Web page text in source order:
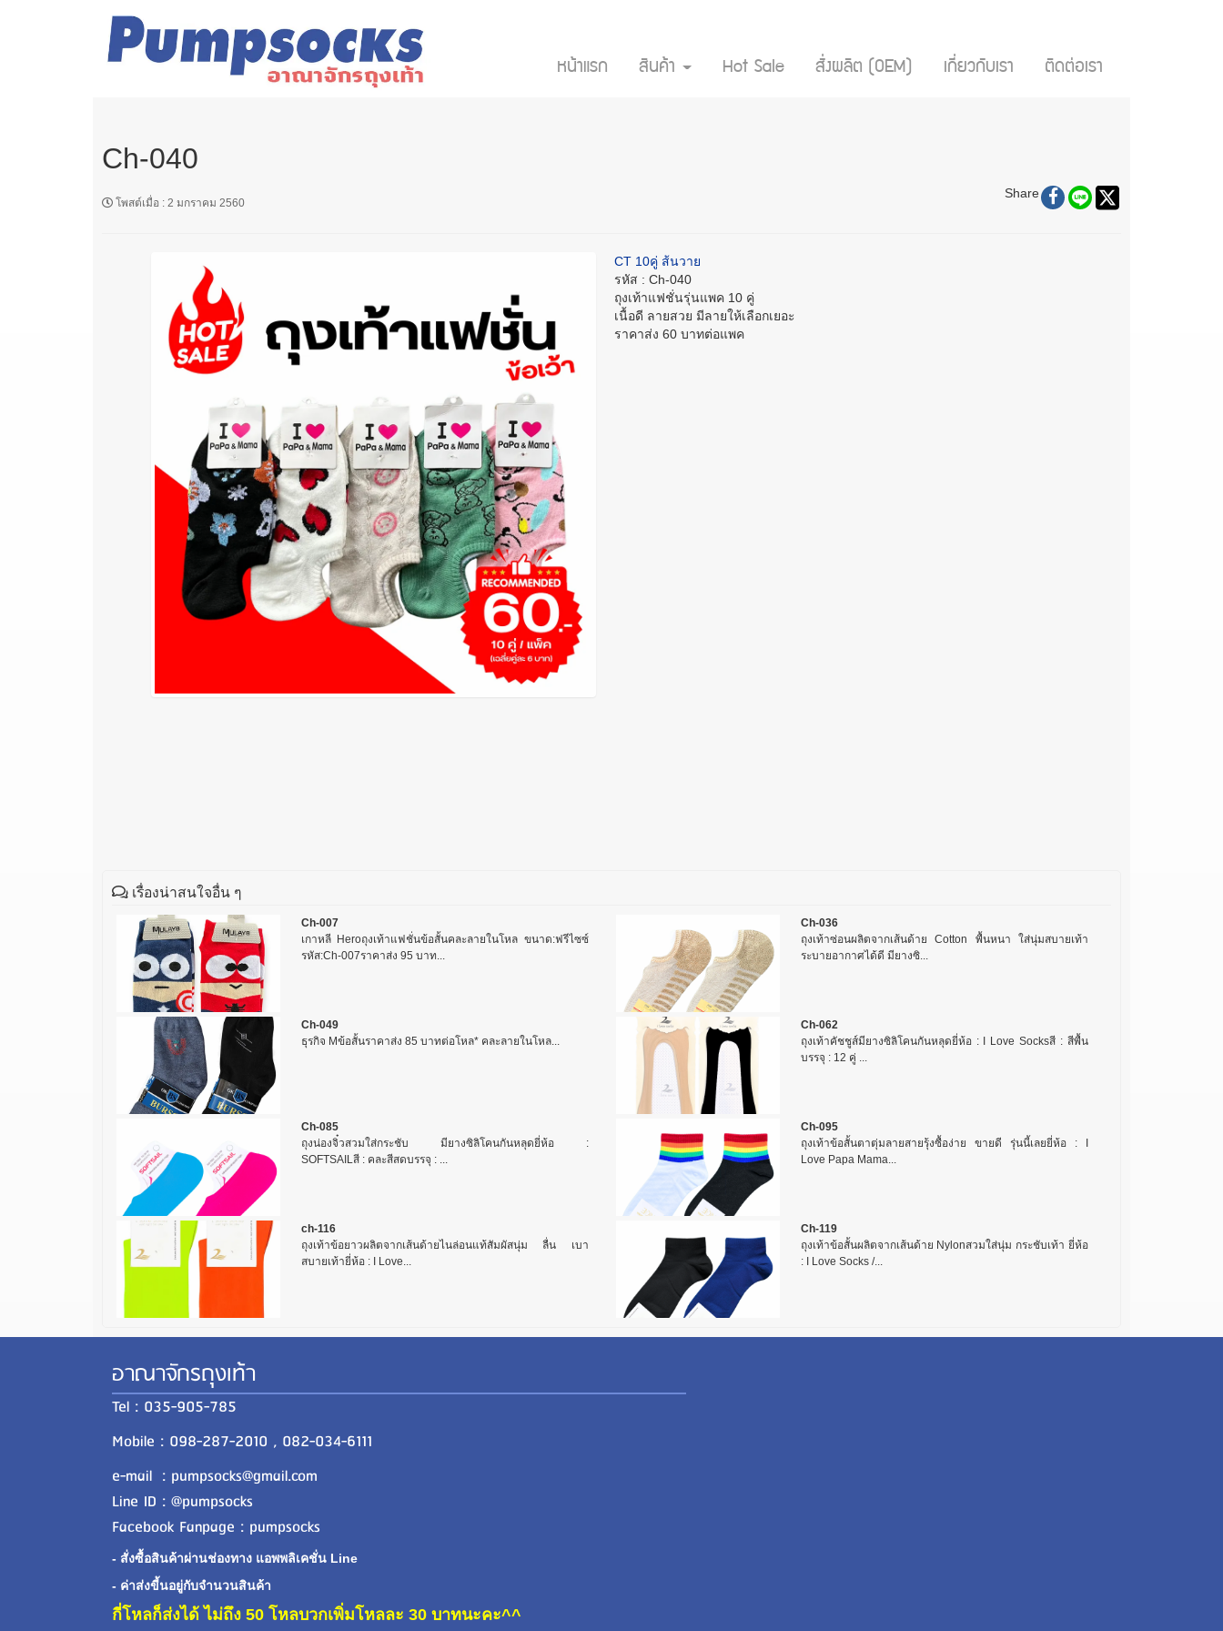
หน้าแรก สินค้า Hot Sale สั่งผลิต (OEM) เกี่ยวกับเรา ติดต่อเรา
Ch-040
โพสต์เมื่อ : 2 มกราคม 2560
Share
CT 10คู่ ส้นวาย
รหัส : Ch-040
ถุงเท้าแฟชั่นรุ่นแพค 10 คู่
เนื้อดี ลายสวย มีลายให้เลือกเยอะ
ราคาส่ง 60 บาทต่อแพค
เรื่องน่าสนใจอื่น ๆ
Ch-007
เกาหลี Heroถุงเท้าแฟชั่นข้อสั้นคละลายในโหล ขนาด:ฟรีไซซ์
รหัส:Ch-007ราคาส่ง 95 บาท...
Ch-036
ถุงเท้าซ่อนผลิตจากเส้นด้าย Cotton พื้นหนา ใส่นุ่มสบายเท้า
ระบายอากาศได้ดี มียางซิ...
Ch-049
ธุรกิจ Mข้อสั้นราคาส่ง 85 บาทต่อโหล* คละลายในโหล...
Ch-062
ถุงเท้าคัชชูส์มียางซิลิโคนกันหลุดยี่ห้อ : I Love Socksสี : สีพื้น
บรรจุ : 12 คู่ ...
Ch-085
ถุงน่องจิ๋วสวมใส่กระชับ มียางซิลิโคนกันหลุดยี่ห้อ :
SOFTSAILสี : คละสีสดบรรจุ : ...
Ch-095
ถุงเท้าข้อสั้นตาตุ่มลายสายรุ้งซื้อง่าย ขายดี รุ่นนี้เลยยี่ห้อ : I
Love Papa Mama...
ch-116
ถุงเท้าข้อยาวผลิตจากเส้นด้ายไนล่อนแท้สัมผัสนุ่ม ลื่น เบา
สบายเท้ายี่ห้อ : I Love...
Ch-119
ถุงเท้าข้อสั้นผลิตจากเส้นด้าย Nylonสวมใส่นุ่ม กระชับเท้า ยี่ห้อ
: I Love Socks /...
อาณาจักรถุงเท้า
Tel : 035-905-785
Mobile : 098-287-2010 , 082-034-6111
e-mail : pumpsocks@gmail.com
Line ID : @pumpsocks
Facebook Fanpage : pumpsocks
- สั่งซื้อสินค้าผ่านช่องทาง แอพพลิเคชั่น Line
- ค่าส่งขี้นอยู่กับจำนวนสินค้า
กี่โหลก็ส่งได้ ไม่ถึง 50 โหลบวกเพิ่มโหลละ 30 บาทนะคะ^^